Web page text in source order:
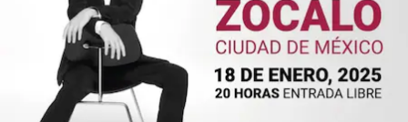
abre en nueva pestaña
México